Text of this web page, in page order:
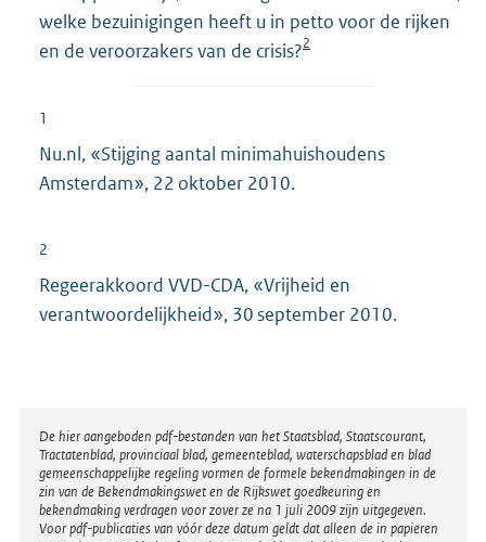
welke bezuinigingen heeft u in petto voor de rijken
en de veroorzakers van de crisis?2
1
Nu.nl, «Stijging aantal minimahuishoudens
Amsterdam», 22 oktober 2010.
2
Regeerakkoord VVD-CDA, «Vrijheid en
verantwoordelijkheid», 30 september 2010.
Disclaimer
De hier aangeboden pdf-bestanden van het Staatsblad, Staatscourant,
Tractatenblad, provinciaal blad, gemeenteblad, waterschapsblad en blad
gemeenschappelijke regeling vormen de formele bekendmakingen in de
zin van de Bekendmakingswet en de Rijkswet goedkeuring en
bekendmaking verdragen voor zover ze na 1 juli 2009 zijn uitgegeven.
Voor pdf-publicaties van vóór deze datum geldt dat alleen de in papieren